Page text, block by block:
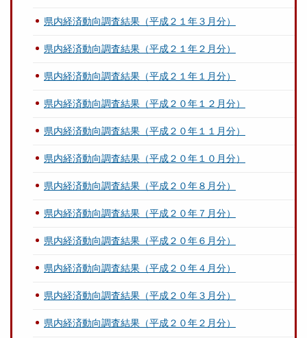
県内経済動向調査結果（平成２１年３月分）
県内経済動向調査結果（平成２１年２月分）
県内経済動向調査結果（平成２１年１月分）
県内経済動向調査結果（平成２０年１２月分）
県内経済動向調査結果（平成２０年１１月分）
県内経済動向調査結果（平成２０年１０月分）
県内経済動向調査結果（平成２０年８月分）
県内経済動向調査結果（平成２０年７月分）
県内経済動向調査結果（平成２０年６月分）
県内経済動向調査結果（平成２０年４月分）
県内経済動向調査結果（平成２０年３月分）
県内経済動向調査結果（平成２０年２月分）